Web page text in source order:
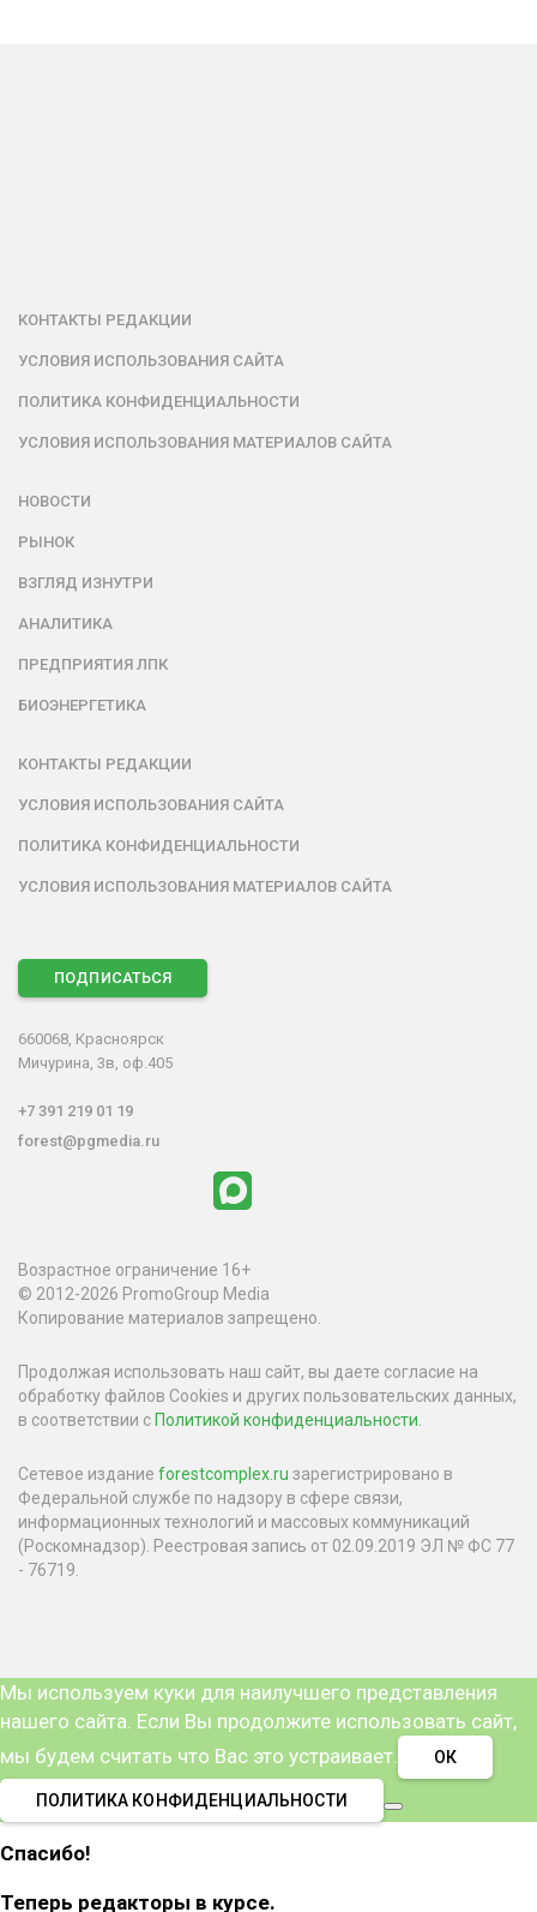
КОНТАКТЫ РЕДАКЦИИ
УСЛОВИЯ ИСПОЛЬЗОВАНИЯ САЙТА
ПОЛИТИКА КОНФИДЕНЦИАЛЬНОСТИ
УСЛОВИЯ ИСПОЛЬЗОВАНИЯ МАТЕРИАЛОВ САЙТА
НОВОСТИ
РЫНОК
ВЗГЛЯД ИЗНУТРИ
АНАЛИТИКА
ПРЕДПРИЯТИЯ ЛПК
БИОЭНЕРГЕТИКА
КОНТАКТЫ РЕДАКЦИИ
УСЛОВИЯ ИСПОЛЬЗОВАНИЯ САЙТА
ПОЛИТИКА КОНФИДЕНЦИАЛЬНОСТИ
УСЛОВИЯ ИСПОЛЬЗОВАНИЯ МАТЕРИАЛОВ САЙТА
ПОДПИСАТЬСЯ
660068, Красноярск
Мичурина, 3в, оф.405
+7 391 219 01 19
forest@pgmedia.ru
Возрастное ограничение 16+
© 2012-2026 PromoGroup Media
Копирование материалов запрещено.
Продолжая использовать наш сайт, вы даете согласие на
обработку файлов Cookies и других пользовательских данных,
в соответствии с Политикой конфиденциальности
Сетевое издание forestcomplex.ru зарегистрировано в
Федеральной службе по надзору в сфере связи,
информационных технологий и массовых коммуникаций
(Роскомнадзор). Реестровая запись от 02.09.2019 ЭЛ № ФС 77
- 76719.
Мы используем куки для наилучшего представления
нашего сайта. Если Вы продолжите использовать сайт,
мы будем считать что Вас это устраивает.
ОК
ПОЛИТИКА КОНФИДЕНЦИАЛЬНОСТИ
Спасибо!
Теперь редакторы в курсе.